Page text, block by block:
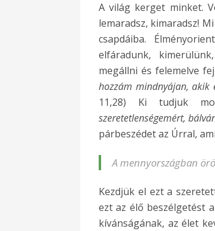
A világ kerget minket.
lemaradsz, kimaradsz!
csapdáiba.
elfáradunk,
megállni és felemelve
hozzám mindnyájan, akik
11,28) Ki tudjuk
szeretetlenségemért,
párbeszédet az Úrral,
A mennyországban
Kezdjük el ezt a
ezt az élő beszélgetést
kívánságának, az élet